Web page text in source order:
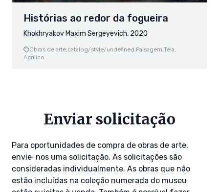
Histórias ao redor da fogueira
Khokhryakov Maxim Sergeyevich, 2020
Obras de arte, catalog/style/undefined, Paisagem, Tela,
Acrílico
Enviar solicitação
Para oportunidades de compra de obras de arte,
envie-nos uma solicitação. As solicitações são
consideradas individualmente. As obras que não
estão incluídas na coleção numerada do museu